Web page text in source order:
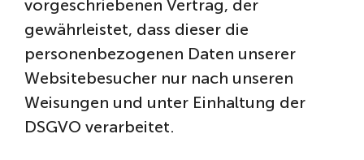
vorgeschriebenen Vertrag, der
gewährleistet, dass dieser die
personenbezogenen Daten unserer
Websitebesucher nur nach unseren
Weisungen und unter Einhaltung der
DSGVO verarbeitet.